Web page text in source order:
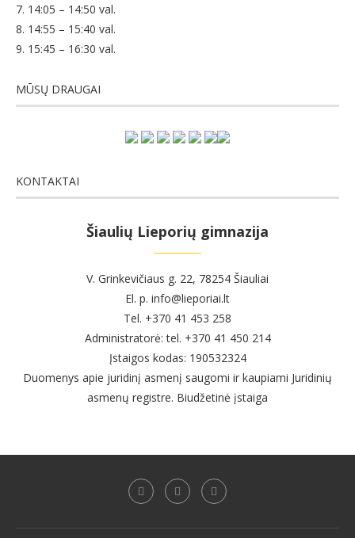
7. 14:05 – 14:50 val.
8. 14:55 – 15:40 val.
9. 15:45 – 16:30 val.
MŪSŲ DRAUGAI
KONTAKTAI
Šiaulių Lieporių gimnazija
V. Grinkevičiaus g. 22, 78254 Šiauliai
El. p. info@lieporiai.lt
Tel. +370 41 453 258
Administratorė: tel. +370 41 450 214
Įstaigos kodas: 190532324
Duomenys apie juridinį asmenį saugomi ir kaupiami Juridinių
asmenų registre. Biudžetinė įstaiga